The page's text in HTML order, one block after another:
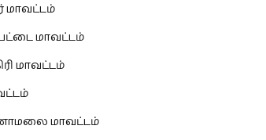
மாவட்டம்
மாவட்டம்
மாவட்டம்
மாவட்டம்